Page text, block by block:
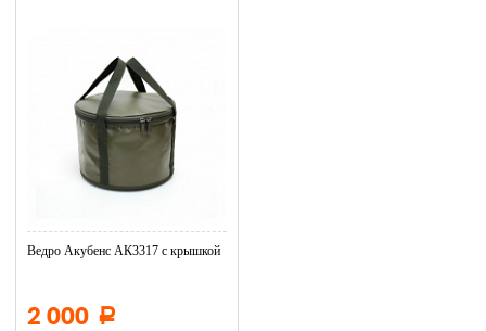
Ведро Акубенс АК3317 с крышкой
2 000 Р